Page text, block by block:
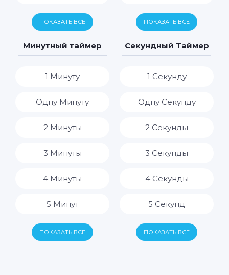
6 Дней
7 Дней
ПОКАЗАТЬ ВСЕ 6 Часов
7 Часов
14 Часов
ПОКАЗАТЬ ВСЕ
Минутный таймер
1 Минуту
Одну Минуту
2 Минуты
3 Минуты
4 Минуты
5 Минут
6 Минут
ПОКАЗАТЬ ВСЕ
Секундный Таймер
1 Секунду
Одну Секунду
2 Секунды
3 Секунды
4 Секунды
5 Секунд
6 Секунд
ПОКАЗАТЬ ВСЕ